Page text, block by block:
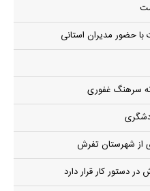
با حضور مدیران استانی
سرهنگ غفوری
از شهرستان تفرش
دستور کار قرار دارد